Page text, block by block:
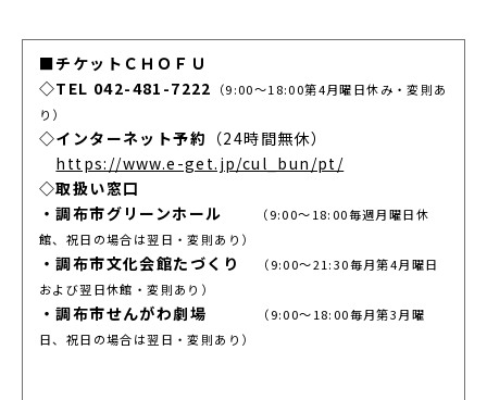
■チケットＣＨＯＦＵ
◇TEL 042-481-7222
（9:00～18:00第4月曜日休み・変則あ
り）
◇インターネット予約 （24時間無休）
https://www.e-get.jp/cul_bun/pt/
◇取扱い窓口
・調布市グリーンホール
（9:00～18:00毎週月曜日休
館、祝日の場合は翌日・変則あり）
・調布市文化会館たづくり
（9:00～21:30毎月第4月曜日
および翌日休館・変則あり）
・調布市せんがわ劇場
（9:00～18:00毎月第3月曜
日、祝日の場合は翌日・変則あり）